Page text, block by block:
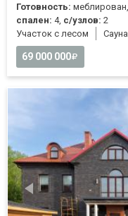
Готовность: меблирован,
спален: 4, с/узлов: 2
Участок с лесом
Cауна
69 000 000